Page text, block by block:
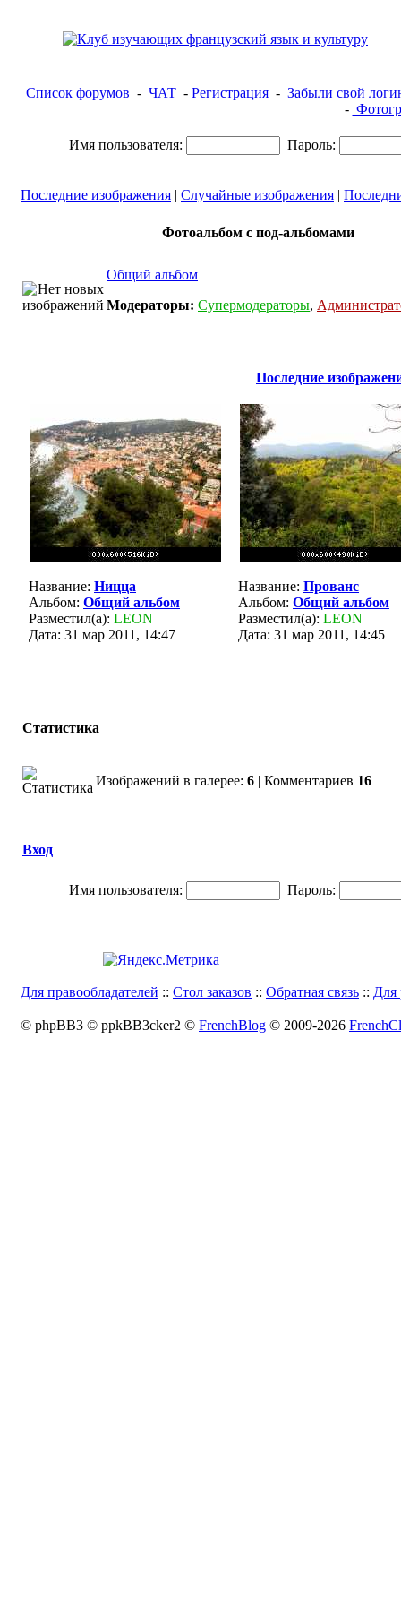
Список форумов - ЧАТ - Регистрация - Забыли свой
-
Имя пользователя: Пароль:
Последние изображения | Случайные изображения |
Фотоальбом с под-альбомами
Общий альбом
Модераторы: Супермодераторы,
Последние
Название: Ницца
Альбом: Общий альбом
Разместил(а): LEON
Дата: 31 мар 2011, 14:47
Название: Прованс
Альбом: Общий альбом
Разместил(а): LEON
Дата: 31 мар 2011, 14:45
Статистика
Изображений в галерее: 6 | Комментариев 16
Вход
Имя пользователя: Пароль:
Для правообладателей :: Стол заказов :: Обратная связь :: Для
© phpBB3 © ppkBB3cker2 © FrenchBlog © 2009-2026